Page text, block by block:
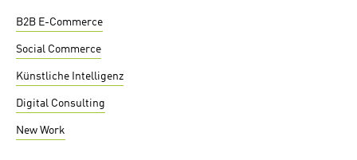
B2B E-Commerce
Social Commerce
Künstliche Intelligenz
Digital Consulting
New Work